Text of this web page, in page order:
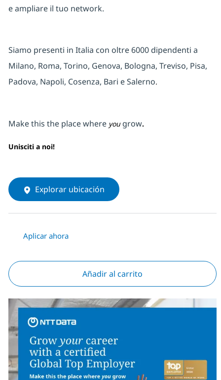
e ampliare il tuo network.
Siamo presenti in Italia con oltre 6000 dipendenti a
Milano, Roma, Torino, Genova, Bologna, Treviso, Pisa,
Padova, Napoli, Cosenza, Bari e Salerno.
Make this the place where you grow.
Unisciti a noi!
Explorar ubicación
Aplicar ahora
Añadir al carrito